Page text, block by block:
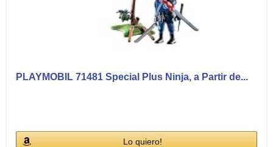
PLAYMOBIL 71481 Special Plus Ninja, a Partir de...
Lo quiero!